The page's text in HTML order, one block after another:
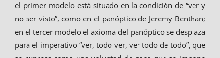
el primer modelo está situado en la condición de “ver y
no ser visto”, como en el panóptico de Jeremy Benthan;
en el tercer modelo el axioma del panóptico se desplaza
para el imperativo “ver, todo ver, ver todo de todo”, que